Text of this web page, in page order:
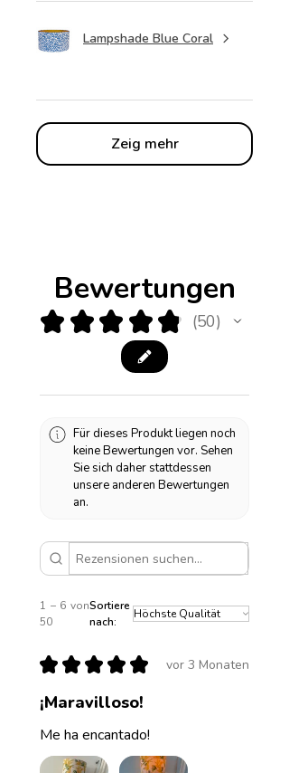
Lampshade Blue Coral
Zeig mehr
Bewertungen
★ ★ ★ ★ ★ 50
50
Für dieses Produkt liegen noch
keine Bewertungen vor. Sehen
Sie sich daher stattdessen
unsere anderen Bewertungen
an.
1 – 6 von
50
Sortiere
nach:
★ ★ ★ ★ ★ vor 3 Monaten
¡Maravilloso!
Me ha encantado!